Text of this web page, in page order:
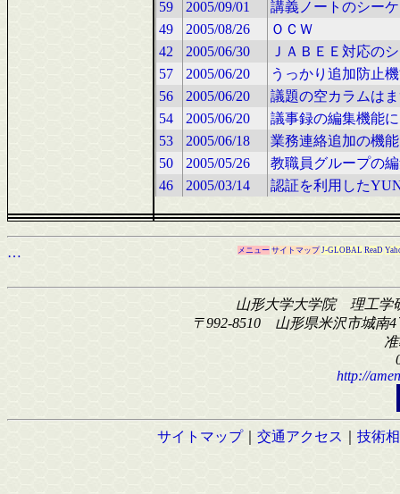
59
2005/09/01
講義ノートのシー
49
2005/08/26
ＯＣＷ
42
2005/06/30
ＪＡＢＥＥ対応の
57
2005/06/20
うっかり追加防止
56
2005/06/20
議題の空カラムは
54
2005/06/20
議事録の編集機能
53
2005/06/18
業務連絡追加の機
50
2005/05/26
教職員グループの
46
2005/03/14 認証を利用した
… メニュー サイトマップ J-GLOBAL ReaD
山形大学大学院 理工学
〒992-8510 山形県米沢市城南4
http://
サイトマップ｜ 交通アクセス 技術